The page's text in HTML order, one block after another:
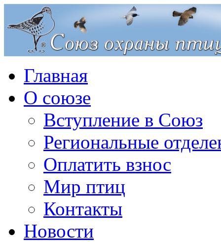
Главная
О союзе
Вступление в Союз
Региональные
Оплатить взнос
Мир птиц
Контакты
Новости